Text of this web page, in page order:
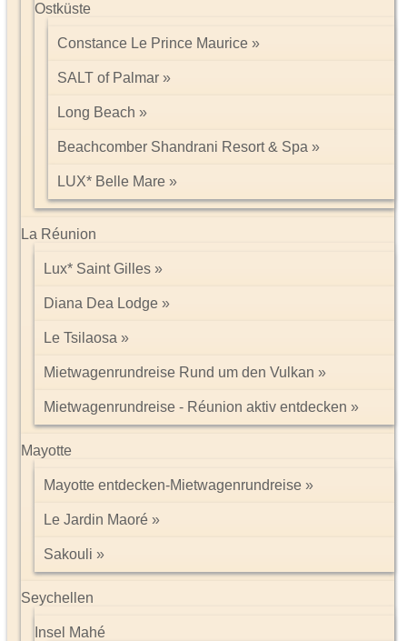
Ostküste
Constance Le Prince Maurice
SALT of Palmar
Long Beach
Beachcomber Shandrani Resort & Spa
LUX* Belle Mare
La Réunion
Lux* Saint Gilles
Diana Dea Lodge
Le Tsilaosa
Mietwagenrundreise Rund um den Vulkan
Mietwagenrundreise - Réunion aktiv entdecken
Mayotte
Mayotte entdecken-Mietwagenrundreise
Le Jardin Maoré
Sakouli
Seychellen
Insel Mahé